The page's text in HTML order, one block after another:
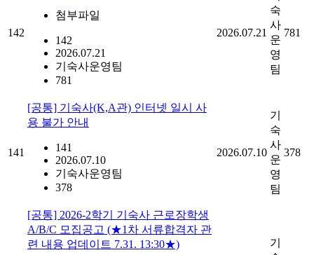
142
첨부파일
142
2026.07.21
기숙사운영팀
781
2026.07.21
숙
사
운
영
팀
781
141
[공통] 기숙사(K,A관) 인터넷 일시 사
용 불가 안내
141
2026.07.10
기숙사운영팀
378
2026.07.10
기
숙
사
운
영
팀
378
[공통] 2026-2학기 기숙사 근로장학생
A/B/C 모집공고 (★1차 서류합격자 관
련 내용 업데이트 7.31. 13:30★)
기